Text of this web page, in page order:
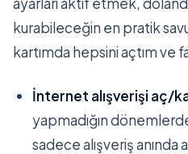
kurabileceğin en pratik
kartımda hepsini açtım ve
İnternet alışverişi aç/
yapmadığın
sadece alışveriş anında